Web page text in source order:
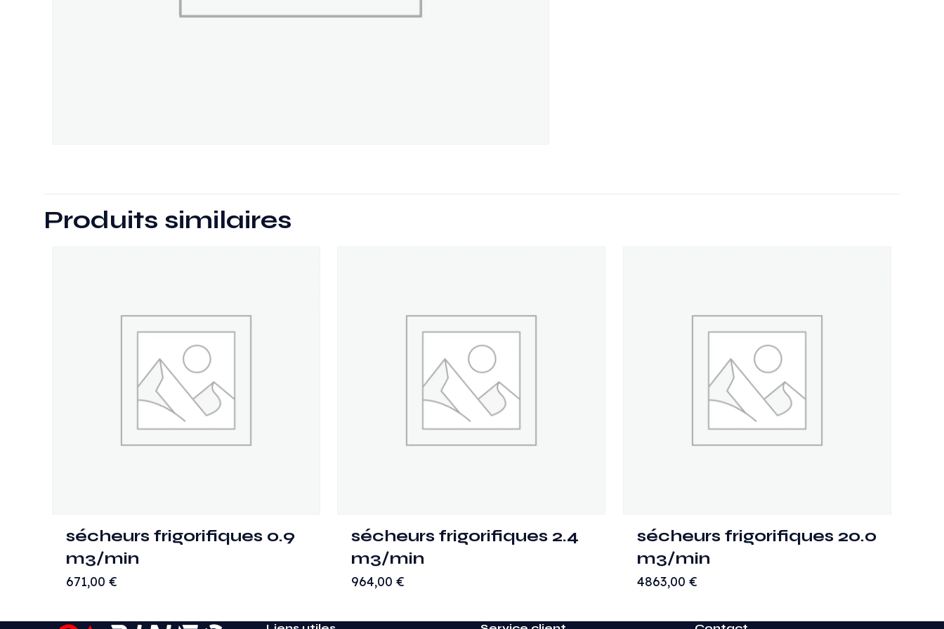
Produits similaires
sécheurs frigorifiques 0.9
m3/min
671,00€
sécheurs frigorifiques 2.4
m3/min
964,00€
sécheurs frigorifiques 20.0
m3/min
4863,00 €